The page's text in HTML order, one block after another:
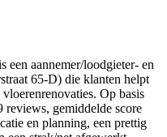
aannemer/loodgieter- en
65-D) die klanten helpt
Op basis
reviews, gemiddelde score
en planning, een prettig